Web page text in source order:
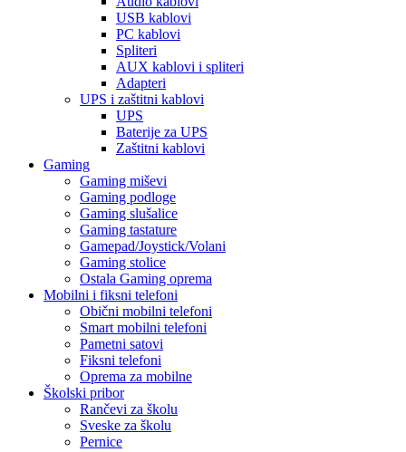
USB kablovi
PC kablovi
Spliteri
AUX kablovi i spliteri
Adapteri
UPS i zaštitni kablovi
UPS
Baterije za UPS
Zaštitni kablovi
Gaming
Gaming miševi
Gaming podloge
Gaming slušalice
Gaming tastature
Gamepad/Joystick/Volani
Gaming stolice
Ostala Gaming oprema
Mobilni i fiksni telefoni
Obični mobilni telefoni
Smart mobilni telefoni
Pametni satovi
Fiksni telefoni
Oprema za mobilne
Školski pribor
Rančevi za školu
Sveske za školu
Pernice